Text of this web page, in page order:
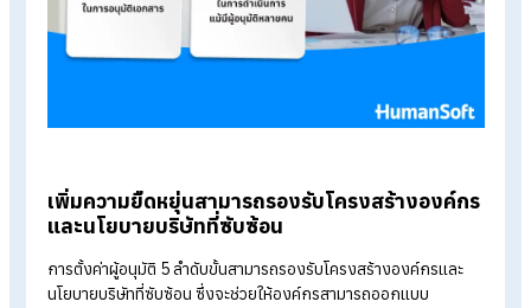
อนุมัติจำนวนเท่ากันก็สามารถตั้งค่าให้เท่ากันได้เช่นเดียวกัน
ประโยชน์ของการตั้งค่าผู้อนุมัติ 5 ลำดับ
HumanSoft รองรับการตั้งค่าผู้อนุมัติเอกสารได้สูงสุดถึง 5 ลำดั
ช่วยให้องค์กรสามารถบริหารกระบวนการอนุมัติได้อย่างเป็นระบบ
โปร่งใส และตรวจสอบได้ โดยมีประโยชน์ดังนี้